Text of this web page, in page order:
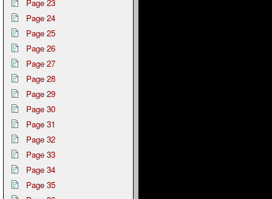
Page 23
Page 24
Page 25
Page 26
Page 27
Page 28
Page 29
Page 30
Page 31
Page 32
Page 33
Page 34
Page 35